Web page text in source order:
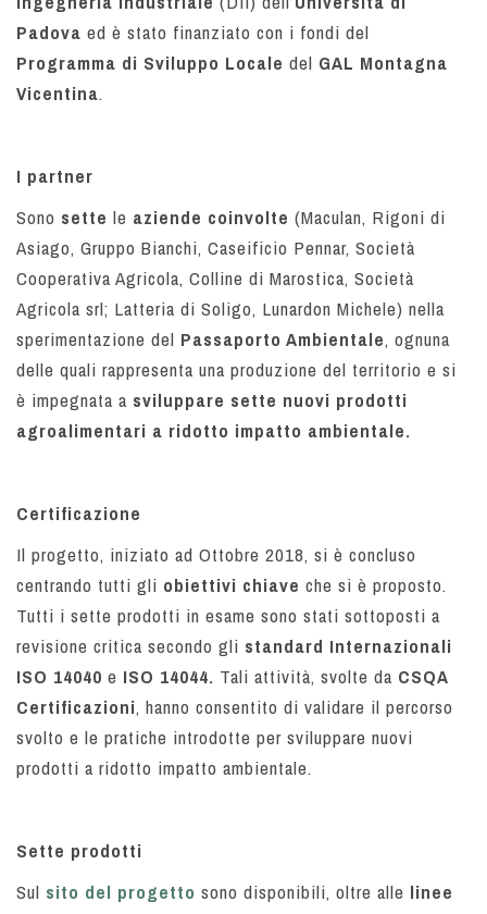
Padova ed è stato finanziato con i fondi del
Programma di Sviluppo Locale del GAL Montagna
Vicentina.
I partner
Sono sette le aziende coinvolte (Maculan, Rigoni di
Asiago, Gruppo Bianchi, Caseificio Pennar, Società
Cooperativa Agricola, Colline di Marostica, Società
Agricola srl; Latteria di Soligo, Lunardon Michele) nella
sperimentazione del Passaporto Ambientale, ognuna
delle quali rappresenta una produzione del territorio e si
è impegnata a sviluppare sette nuovi prodotti
agroalimentari a ridotto impatto ambientale.
Certificazione
Il progetto, iniziato ad Ottobre 2018, si è concluso
centrando tutti gli obiettivi chiave che si è proposto.
Tutti i sette prodotti in esame sono stati sottoposti a
revisione critica secondo gli standard Internazionali
ISO 14040 e ISO 14044. Tali attività, svolte da CSQA
Certificazioni, hanno consentito di validare il percorso
svolto e le pratiche introdotte per sviluppare nuovi
prodotti a ridotto impatto ambientale.
Sette prodotti
Sul sito del progetto sono disponibili, oltre alle linee